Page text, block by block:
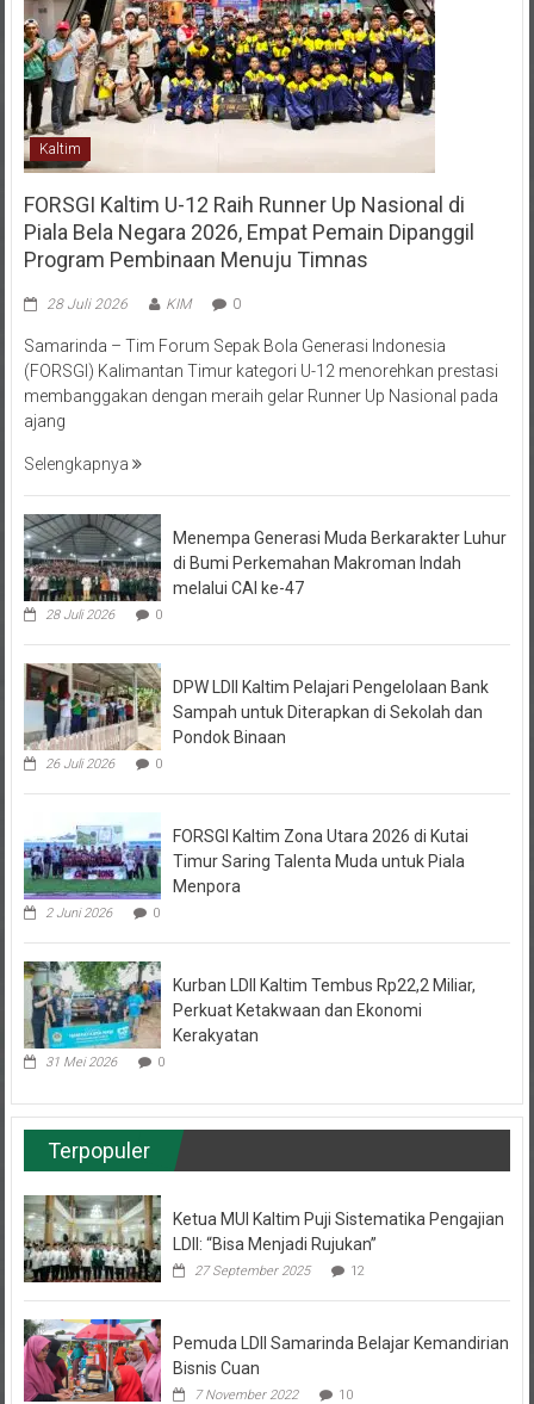
Kaltim
FORSGI Kaltim U-12 Raih Runner Up Nasional di
Piala Bela Negara 2026, Empat Pemain Dipanggil
Program Pembinaan Menuju Timnas
28 Juli 2026 KIM 0
Samarinda – Tim Forum Sepak Bola Generasi Indonesia
(FORSGI) Kalimantan Timur kategori U-12 menorehkan prestasi
membanggakan dengan meraih gelar Runner Up Nasional pada
ajang
Selengkapnya
Menempa Generasi Muda Berkarakter Luhur
di Bumi Perkemahan Makroman Indah
melalui CAI ke-47
28 Juli 2026 0
DPW LDII Kaltim Pelajari Pengelolaan Bank
Sampah untuk Diterapkan di Sekolah dan
Pondok Binaan
26 Juli 2026 0
FORSGI Kaltim Zona Utara 2026 di Kutai
Timur Saring Talenta Muda untuk Piala
Menpora
2 Juni 2026 0
Kurban LDII Kaltim Tembus Rp22,2 Miliar,
Perkuat Ketakwaan dan Ekonomi
Kerakyatan
31 Mei 2026 0
Terpopuler
Ketua MUI Kaltim Puji Sistematika Pengajian
LDII: “Bisa Menjadi Rujukan”
27 September 2025 12
Pemuda LDII Samarinda Belajar Kemandirian
Bisnis Cuan
7 November 2022 10